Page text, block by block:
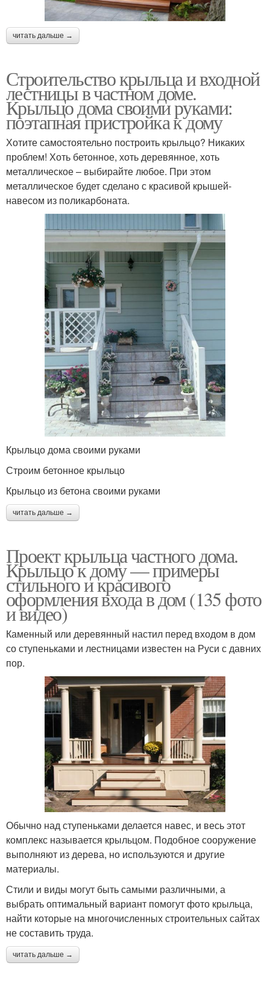
читать дальше →
Строительство крыльца и входной
лестницы в частном доме.
Крыльцо дома своими руками:
поэтапная пристройка к дому
Хотите самостоятельно построить крыльцо? Никаких
проблем! Хоть бетонное, хоть деревянное, хоть
металлическое – выбирайте любое. При этом
металлическое будет сделано с красивой крышей-
навесом из поликарбоната.
Крыльцо дома своими руками
Строим бетонное крыльцо
Крыльцо из бетона своими руками
читать дальше →
Проект крыльца частного дома.
Крыльцо к дому — примеры
стильного и красивого
оформления входа в дом (135 фото
и видео)
Каменный или деревянный настил перед входом в дом
со ступеньками и лестницами известен на Руси с давних
пор.
Обычно над ступеньками делается навес, и весь этот
комплекс называется крыльцом. Подобное сооружение
выполняют из дерева, но используются и другие
материалы.
Стили и виды могут быть самыми различными, а
выбрать оптимальный вариант помогут фото крыльца,
найти которые на многочисленных строительных сайтах
не составить труда.
читать дальше →